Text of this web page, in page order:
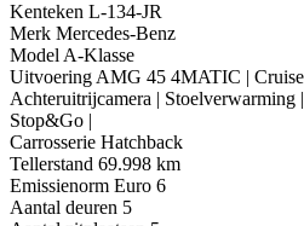
Kenteken L-134-JR
Merk Mercedes-Benz
Model A-Klasse
Uitvoering AMG 45 4MATIC |
Achteruitrijcamera | Stoelverwarming
Stop&Go |
Carrosserie Hatchback
Tellerstand 69.998 km
Emissienorm Euro 6
Aantal deuren 5